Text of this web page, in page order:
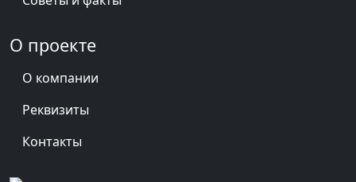
О проекте
О компании
Реквизиты
Контакты